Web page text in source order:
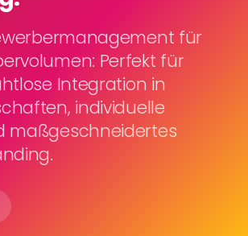
gewinnen
Mitarbeitende
entwickeln
Feedback
geben
für
Perfekt für
Integration in
individuelle
maßgeschneidertes